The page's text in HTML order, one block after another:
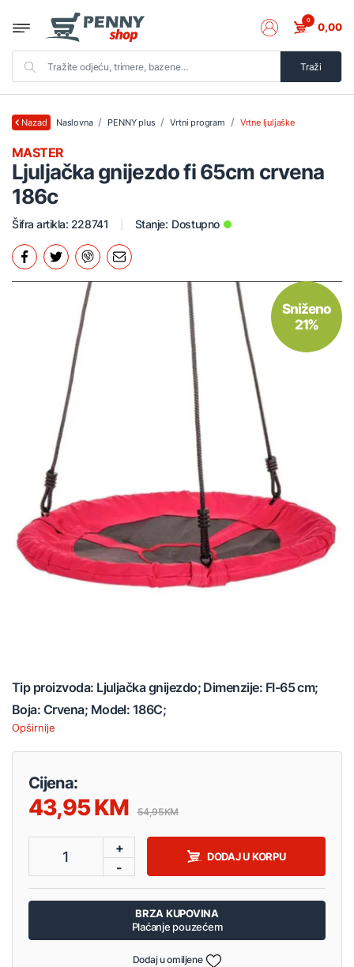
Traži
0 0,00
Nazad Naslovna PENNY plus Vrtni program Vrtne ljuljaške
Ljuljačka gnijezdo fi 65cm crvena
186c
MASTER
Šifra artikla: 228741 Stanje: Dostupno
Sniženo
21%
Tip proizvoda: Ljuljačka gnijezdo; Dimenzije: FI-65 cm;
Boja: Crvena; Model: 186C;
Opširnije
Cijena:
43,95 54,95
1
+
-
DODAJ U KORPU
BRZA KUPOVINA
Plaćanje pouzećem
Dodaj u omiljene